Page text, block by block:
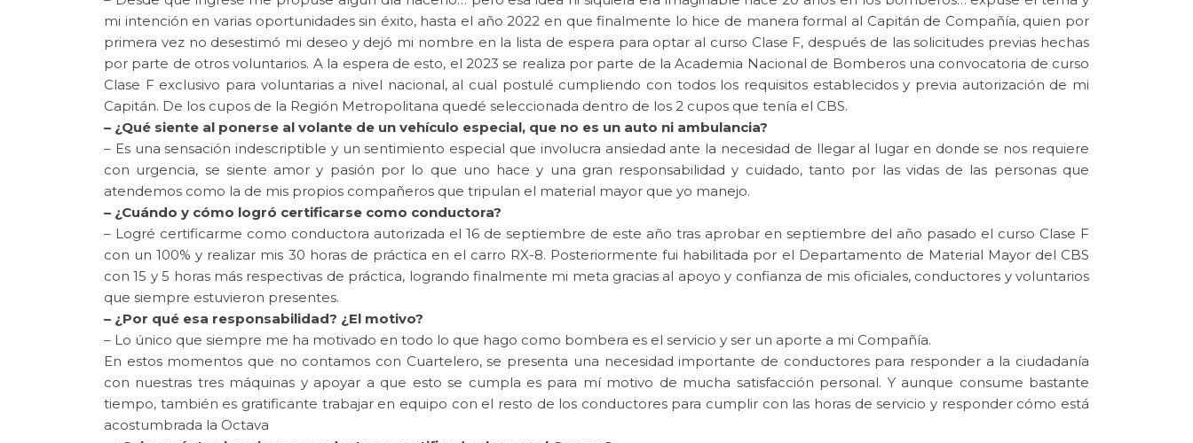
mi intención en varias oportunidades sin éxito, hasta el año 2022 en que finalmente lo hice de manera formal al Capitán de Compañía, quien por
primera vez no desestimó mi deseo y dejó mi nombre en la lista de espera para optar al curso Clase F, después de las solicitudes previas hechas
por parte de otros voluntarios. A la espera de esto, el 2023 se realiza por parte de la Academia Nacional de Bomberos una convocatoria de curso
Clase F exclusivo para voluntarias a nivel nacional, al cual postulé cumpliendo con todos los requisitos establecidos y previa autorización de mi
Capitán. De los cupos de la Región Metropolitana quedé seleccionada dentro de los 2 cupos que tenía el CBS.
– ¿Qué siente al ponerse al volante de un vehículo especial, que no es un auto ni ambulancia?
– Es una sensación indescriptible y un sentimiento especial que involucra ansiedad ante la necesidad de llegar al lugar en donde se nos requiere
con urgencia, se siente amor y pasión por lo que uno hace y una gran responsabilidad y cuidado, tanto por las vidas de las personas que
atendemos como la de mis propios compañeros que tripulan el material mayor que yo manejo.
– ¿Cuándo y cómo logró certificarse como conductora?
– Logré certificarme como conductora autorizada el 16 de septiembre de este año tras aprobar en septiembre del año pasado el curso Clase F
con un 100% y realizar mis 30 horas de práctica en el carro RX-8. Posteriormente fui habilitada por el Departamento de Material Mayor del CBS
con 15 y 5 horas más respectivas de práctica, logrando finalmente mi meta gracias al apoyo y confianza de mis oficiales, conductores y voluntarios
que siempre estuvieron presentes.
– ¿Por qué esa responsabilidad? ¿El motivo?
– Lo único que siempre me ha motivado en todo lo que hago como bombera es el servicio y ser un aporte a mi Compañía.
En estos momentos que no contamos con Cuartelero, se presenta una necesidad importante de conductores para responder a la ciudadanía
con nuestras tres máquinas y apoyar a que esto se cumpla es para mí motivo de mucha satisfacción personal. Y aunque consume bastante
tiempo, también es gratificante trabajar en equipo con el resto de los conductores para cumplir con las horas de servicio y responder cómo está
acostumbrada la Octava